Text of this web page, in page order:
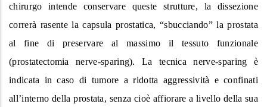
chirurgo intende conservare queste strutture, la dissezione
correrà rasente la capsula prostatica, “sbucciando” la prostata
al fine di preservare al massimo il tessuto funzionale
(prostatectomia nerve-sparing). La tecnica nerve-sparing è
indicata in caso di tumore a ridotta aggressività e confinati
all’interno della prostata, senza cioè affiorare a livello della sua